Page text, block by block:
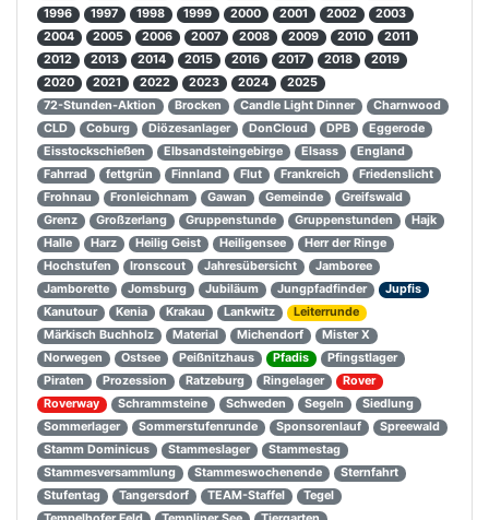
1996
1997 1998 1999 2000 2001 2002
2003
2004
2005 2006 2007 2008 2009 2010
2011
2012
2013 2014 2015 2016 2017 2018
2019
2020
2021 2022 2023 2024
2025
72-Stunden-Aktion
Brocken Candle Light Dinner
Charnwood
CLD
Coburg Diözesanlager DonCloud DPB
Eggerode
Eisstockschießen
Elbsandsteingebirge Elsass
England
Fahrrad
fettgrün Finnland Flut Frankreich
Friedenslicht
Frohnau
Fronleichnam Gawan Gemeinde
Greifswald
Grenz
Großzerlang Gruppenstunde Gruppenstunden
Hajk
Halle
Harz Heilig Geist Heiligensee
Herr der Ringe
Hochstufen
Ironscout Jahresübersicht
Jamboree
Jamborette
Jomsburg Jubiläum Jungpfadfinder
Jupfis
Kanutour
Kenia Krakau Lankwitz
Leiterrunde
Märkisch Buchholz
Material Michendorf
Mister X
Norwegen
Ostsee Peißnitzhaus Pfadis
Pfingstlager
Piraten
Prozession Ratzeburg Ringelager
Rover
Roverway
Schrammsteine Schweden Segeln
Siedlung
Sommerlager
Sommerstufenrunde Sponsorenlauf
Spreewald
Stamm Dominicus
Stammeslager
Stammestag
Stammesversammlung
Stammeswochenende
Sternfahrt
Stufentag
Tangersdorf TEAM-Staffel
Tegel